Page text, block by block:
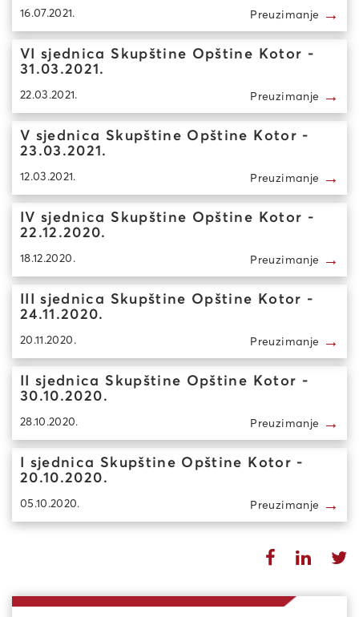
16.07.2021. Preuzimanje →
VI sjednica Skupštine Opštine Kotor -
31.03.2021.
22.03.2021. Preuzimanje →
V sjednica Skupštine Opštine Kotor -
23.03.2021.
12.03.2021. Preuzimanje →
IV sjednica Skupštine Opštine Kotor -
22.12.2020.
18.12.2020. Preuzimanje →
III sjednica Skupštine Opštine Kotor -
24.11.2020.
20.11.2020. Preuzimanje →
II sjednica Skupštine Opštine Kotor -
30.10.2020.
28.10.2020. Preuzimanje →
I sjednica Skupštine Opštine Kotor -
20.10.2020.
05.10.2020. Preuzimanje →